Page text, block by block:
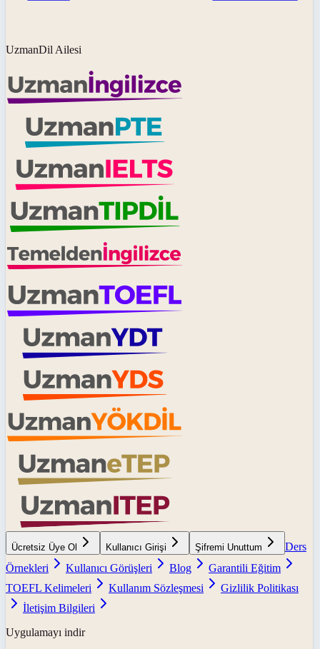
UzmanDil Ailesi
Ücretsiz Üye Ol Kullanıcı Girişi Şifremi Unuttum
Ders
Örnekleri
Kullanıcı Görüşleri Blog
Garantili Eğitim
TOEFL Kelimeleri
Kullanım Sözleşmesi
Gizlilik Politikası
İletişim Bilgileri
Uygulamayı indir